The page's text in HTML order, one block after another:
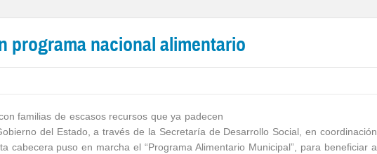
programa nacional alimentario
familias de escasos recursos que ya padecen
del Estado, a través de la Secretaría de Desarrollo Social, en coordinación
cabecera puso en marcha el “Programa Alimentario Municipal”, para beneficiar a